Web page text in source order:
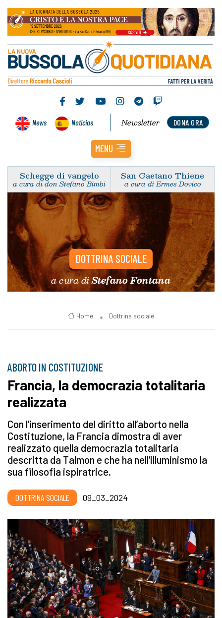
News Noticias DONA ORA
Newsletter
MENU
Schegge di vangelo
a cura di don Stefano Bimbi
San Gaetano Thiene
a cura di Ermes Dovico
DOTTRINA SOCIALE
a cura diStefano Fontana
Home Dottrina sociale
ABORTO IN COSTITUZIONE
Francia, la democrazia totalitaria
realizzata
Con l’inserimento del diritto all’aborto nella
Costituzione, la Francia dimostra di aver
realizzato quella democrazia totalitaria
descritta da Talmon e che ha nell’illuminismo la
sua filosofia ispiratrice.
DOTTRINA SOCIALE 09_03_2024